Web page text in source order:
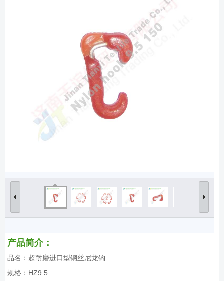
产品简介：
品名：超耐磨进口型钢丝尼龙钩
规格：HZ9.5